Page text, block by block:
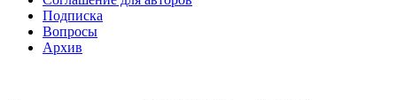
Подписка
Вопросы
Архив